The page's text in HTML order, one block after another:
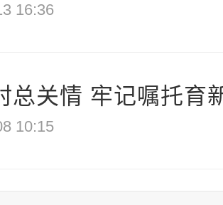
16:36
总关情 牢记嘱托
10:15